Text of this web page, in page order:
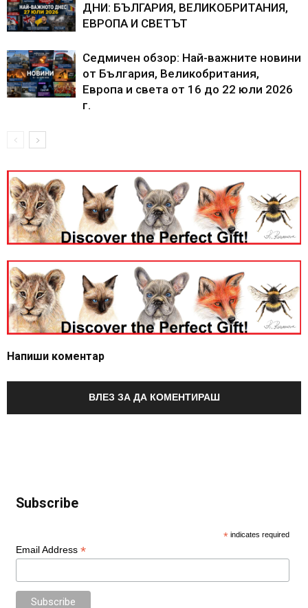
ДНИ: БЪЛГАРИЯ, ВЕЛИКОБРИТАНИЯ,
ЕВРОПА И СВЕТЪТ
Седмичен обзор: Най-важните новини
от България, Великобритания,
Европа и света от 16 до 22 юли 2026
г.
Напиши коментар
ВЛЕЗ ЗА ДА КОМЕНТИРАШ
Subscribe
* indicates required
Email Address *